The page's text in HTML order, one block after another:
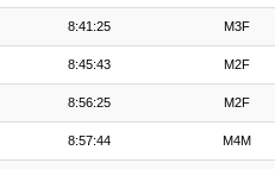
8:41:25 M3F
8:45:43 M2F
8:56:25 M2F
8:57:44 M4M